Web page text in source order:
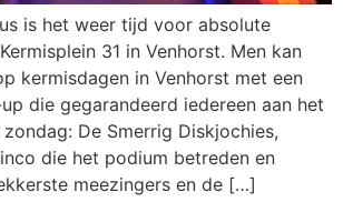
is het weer tijd voor absolute
31 in Venhorst. Men kan
kermisdagen in Venhorst met een
die gegarandeerd iedereen aan het
De Smerrig Diskjochies,
die het podium betreden en
meezingers en de […]